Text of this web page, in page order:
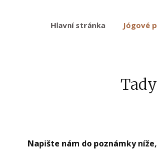
Hlavní stránka Jógové
Napište nám do poznámky